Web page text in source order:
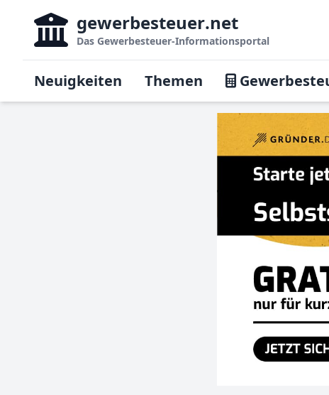
gewerbesteuer.net
Das Gewerbesteuer-Informationsportal
Neuigkeiten Themen